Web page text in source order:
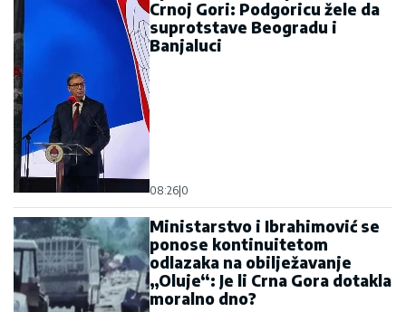
Crnoj Gori: Podgoricu žele da
suprotstave Beogradu i
Banjaluci
08:26|0
Ministarstvo i Ibrahimović se
ponose kontinuitetom
odlazaka na obilježavanje
„Oluje“: Je li Crna Gora dotakla
moralno dno?